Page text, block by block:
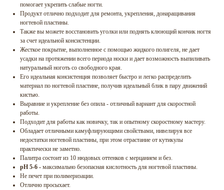
помогает укрепить слабые ногти.
Продукт отлично подходит для ремонта, укрепления, донаращивания
ногтевой пластины.
Также вы можете восстановить уголки или поднять клюющий кончик ногтя
за счет идеальной консистенции.
Жесткое покрытие, выполненное с помощью жидкого полигеля, не дает
усадки на протяжении всего периода носки и дает возможность выпиливать
натуральный ноготь со свободного края.
Его идеальная консистенция позволяет быстро и легко распределить
материал по ногтевой пластине, получив идеальный блик в пару движений
кистью.
Выравние и укрепление без опила - отличный вариант для скоростной
работы.
Подходит для работы как новичку, так и опытному скоростному мастеру.
Обладает отличными камуфлирующими свойствами, нивелируя все
недостатки ногтевой пластины, при этом отрастание от кутикулы
практически не заметно.
Палитра состоит из 10 нюдовых оттенков с мерцанием и без.
рН 5-6 - максимально безопасная кислотность для ногтевой пластины.
Не печет при полимеризации.
Отлично просыхает.